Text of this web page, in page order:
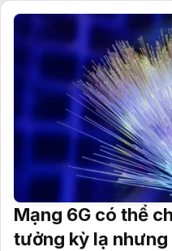
Mạng 6G có thể
tưởng kỳ lạ